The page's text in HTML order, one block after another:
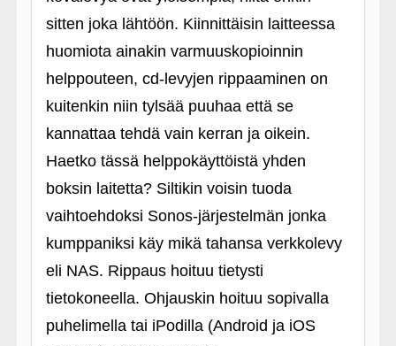
sitten joka lähtöön. Kiinnittäisin laitteessa
huomiota ainakin varmuuskopioinnin
helppouteen, cd-levyjen rippaaminen on
kuitenkin niin tylsää puuhaa että se
kannattaa tehdä vain kerran ja oikein.
Haetko tässä helppokäyttöistä yhden
boksin laitetta? Siltikin voisin tuoda
vaihtoehdoksi Sonos-järjestelmän jonka
kumppaniksi käy mikä tahansa verkkolevy
eli NAS. Rippaus hoituu tietysti
tietokoneella. Ohjauskin hoituu sopivalla
puhelimella tai iPodilla (Android ja iOS